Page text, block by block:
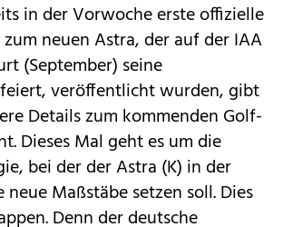
in der Vorwoche erste offizielle
neuen Astra, der auf der IAA
(September) seine
veröffentlicht wurden, gibt
Details zum kommenden Golf-
Dieses Mal geht es um die
bei der der Astra (K) in der
neue Maßstäbe setzen soll. Dies
Denn der deutsche